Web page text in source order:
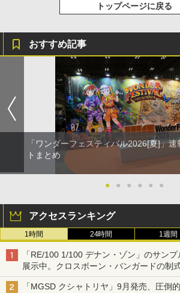
トップページに戻る
おすすめ記事
「ワンダーフェスティバル2026[夏]」
トまとめ
● ● ● ● ● ●
アクセスランキング
1時間 24時間 1週間
「RE/100 1/100 デナン・ゾン」のサン
展示中。クロスボーン・バンガードの制
【ガンダムベース撮り下ろし】
「MGSD クシャトリヤ」9月発売、圧倒